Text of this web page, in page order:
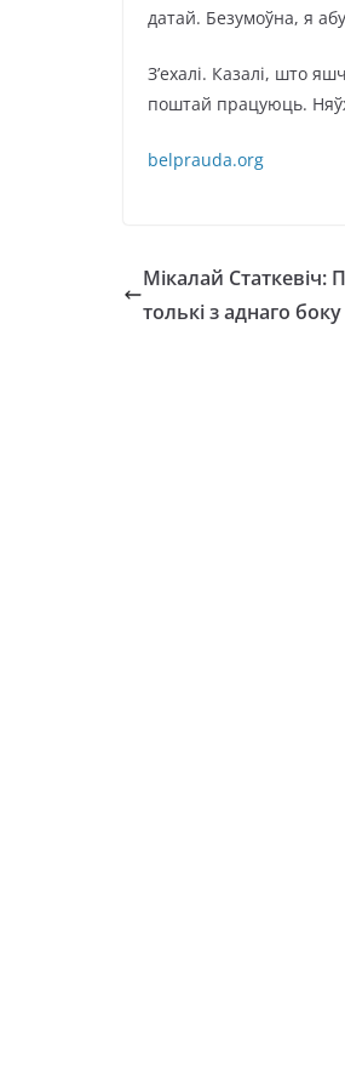
датай. Безумоўна, я
З’ехалі. Казалі, што
поштай працуюць.
belprauda.org
Мікалай Статкевіч:
толькі з аднаго боку